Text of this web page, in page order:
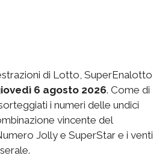
di Lotto, SuperEnalotto
6 agosto 2026. Come di
i numeri delle undici
vincente del
Jolly e SuperStar e i venti